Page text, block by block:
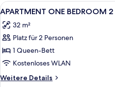
Alle
Fotos
für
APARTMENT
ONE
BEDROOM
2
5
APARTMENT ONE BEDROOM 2
32 m²
Platz für 2 Personen
1 Queen-Bett
Kostenloses WLAN
Weitere Details
Weitere